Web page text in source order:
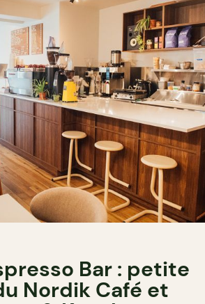
Bar : petite
Nordik Café et